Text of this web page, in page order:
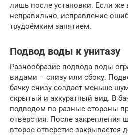
лишь после установки. Если же
неправильно, исправление
трудоёмким занятием.
Подвод воды к унитазу
Разнообразие подвода воды
видами – снизу или сбоку.
бачку снизу создает меньше
скрытый и аккуратный вид. В
подводом по разные стороны
отверстия. После закрепления
второе отверстие закрывается